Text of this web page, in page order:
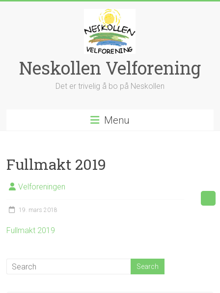
Neskollen Velforening
Det er trivelig å bo på Neskollen
Menu
Fullmakt 2019
Velforeningen
19. mars 2018
Fullmakt 2019